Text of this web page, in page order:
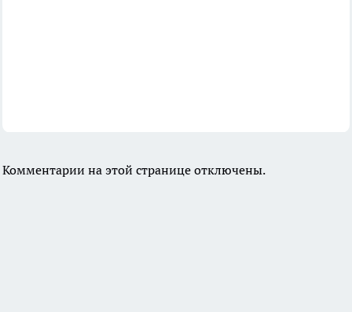
Комментарии на этой странице отключены.